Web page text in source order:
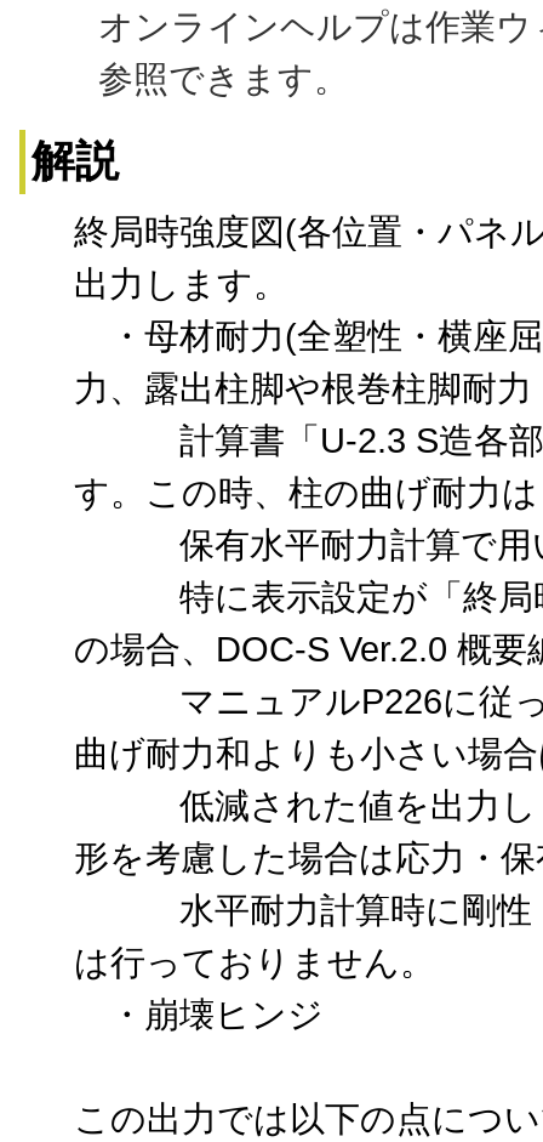
オンラインヘルプは作業
参照できます。
解説
終局時強度図(各位置・パネ
出力します。
・母材耐力(全塑性・横座
力、露出柱脚や根巻柱脚耐力
計算書「U-2.3 S造各部
す。この時、柱の曲げ耐力は
保有水平耐力計算で用
特に表示設定が「終局時
の場合、DOC-S Ver.2.0 概要
マニュアルP226に従っ
曲げ耐力和よりも小さい場
低減された値を出力し
形を考慮した場合は応力・保
水平耐力計算時に剛性・
は行っておりません。
・崩壊ヒンジ
この出力では以下の点につ